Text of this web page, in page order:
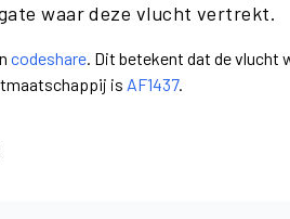
waar deze vlucht vertrekt.
codeshare. Dit betekent dat de vlucht
is AF1437.